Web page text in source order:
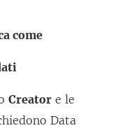
come
Creator e le
Data